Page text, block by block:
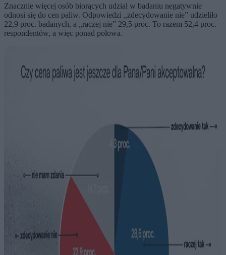
Znacznie więcej osób biorących udział w badaniu negatywnie
odnosi się do cen paliw. Odpowiedzi „zdecydowanie nie” udzieliło
22,9 proc. badanych, a „raczej nie” 29,5 proc. To razem 52,4 proc.
respondentów, a więc ponad połowa.